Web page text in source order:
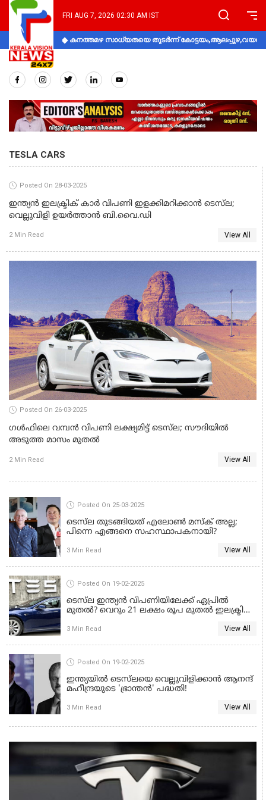
FRI AUG 7, 2026 02:30 AM IST
കനത്തമഴ സാധ്യതയെ തുടർന്ന്
TESLA CARS
Posted On 28-03-2025
ഇന്ത്യൻ ഇലക്ട്രിക് കാർ വിപണി ഇളക്കിമറിക്കാൻ ടെസ്‌ല;
വെല്ലുവിളി ഉയർത്താൻ ബി.വൈ.ഡി
2 Min Read View All
Posted On 26-03-2025
ഗൾഫിലെ വമ്പൻ വിപണി ലക്ഷ്യമിട്ട് ടെസ്‌ല; സൗദിയിൽ
അടുത്ത മാസം മുതൽ
2 Min Read View All
Posted On 25-03-2025
ടെസ്‌ല തുടങ്ങിയത് എലോൺ മസ്‌ക് അല്ല;
പിന്നെ എങ്ങനെ സഹസ്ഥാപകനായി?
3 Min Read View All
Posted On 19-02-2025
ടെസ്‌ല ഇന്ത്യൻ വിപണിയിലേക്ക് ഏപ്രിൽ
മുതൽ? വെറും 21 ലക്ഷം രൂപ മുതൽ ഇലക്ട്രിക്
3 Min Read View All
Posted On 19-02-2025
ഇന്ത്യയിൽ ടെസ്‌ലയെ വെല്ലുവിളിക്കാൻ ആനന്ദ്
മഹീന്ദ്രയുടെ 'ഭ്രാന്തൻ' പദ്ധതി!
3 Min Read View All